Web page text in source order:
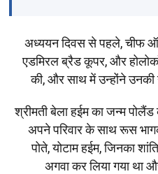
अध्ययन दिवस से पहले, चीफ
एडमिरल ब्रैड कूपर, और
की, और साथ में उन्होंने उनकी
श्रीमती बेला हईम का जन्म
अपने परिवार के साथ रूस
पोते, योटाम हईम, जिनका
अगवा कर लिया गया था